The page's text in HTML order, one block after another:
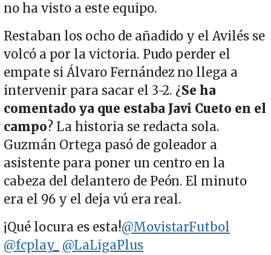
no ha visto a este equipo.
Restaban los ocho de añadido y el Avilés se
volcó a por la victoria. Pudo perder el
empate si Álvaro Fernández no llega a
intervenir para sacar el 3-2. ¿Se ha
comentado ya que estaba Javi Cueto en el
campo? La historia se redacta sola.
Guzmán Ortega pasó de goleador a
asistente para poner un centro en la
cabeza del delantero de Peón. El minuto
era el 96 y el deja vú era real.
¡Qué locura es esta!@MovistarFutbol
@fcplay_ @LaLigaPlus